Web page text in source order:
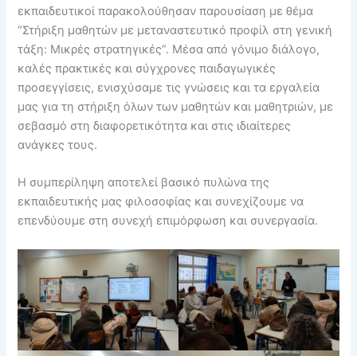
εκπαιδευτικοί παρακολούθησαν παρουσίαση με θέμα
“Στήριξη μαθητών με μεταναστευτικό προφίλ στη γενική
τάξη: Μικρές στρατηγικές”. Μέσα από γόνιμο διάλογο,
καλές πρακτικές και σύγχρονες παιδαγωγικές
προσεγγίσεις, ενισχύσαμε τις γνώσεις και τα εργαλεία
μας για τη στήριξη όλων των μαθητών και μαθητριών, με
σεβασμό στη διαφορετικότητα και στις ιδιαίτερες
ανάγκες τους.
Η συμπερίληψη αποτελεί βασικό πυλώνα της
εκπαιδευτικής μας φιλοσοφίας και συνεχίζουμε να
επενδύουμε στη συνεχή επιμόρφωση και συνεργασία.